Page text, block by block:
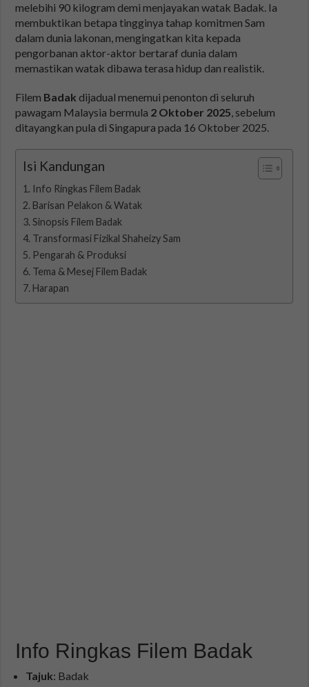
melebihi 90 kilogram demi menjayakan watak Badak. Ia
membuktikan betapa tingginya tahap komitmen Sam
dalam dunia lakonan, mengingatkan kita kepada
pengorbanan aktor-aktor bertaraf dunia dalam
memastikan watak dibawa terasa hidup dan realistik.
Filem Badak dijadual menemui penonton di seluruh
pawagam Malaysia bermula 2 Oktober 2025, sebelum
ditayangkan pula di Singapura pada 16 Oktober 2025.
Isi Kandungan
Info Ringkas Filem Badak
Barisan Pelakon & Watak
Sinopsis Filem Badak
Transformasi Fizikal Shaheizy Sam
Pengarah & Produksi
Tema & Mesej Filem Badak
Harapan
Info Ringkas Filem Badak
Tajuk: Badak